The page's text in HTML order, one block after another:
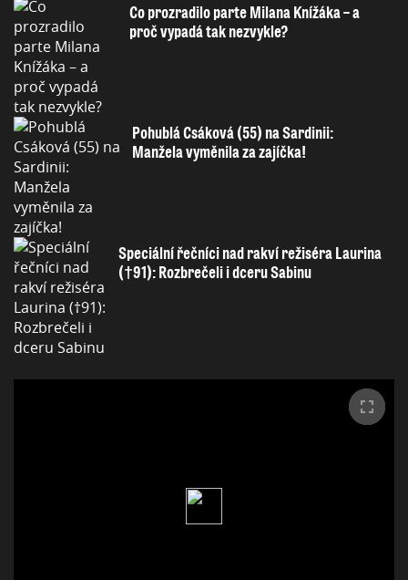
Co prozradilo parte Milana Knížáka – a
proč vypadá tak nezvykle?
Pohublá Csáková (55) na Sardinii:
Manžela vyměnila za zajíčka!
Speciální řečníci nad rakví režiséra Laurina
(†91): Rozbrečeli i dceru Sabinu